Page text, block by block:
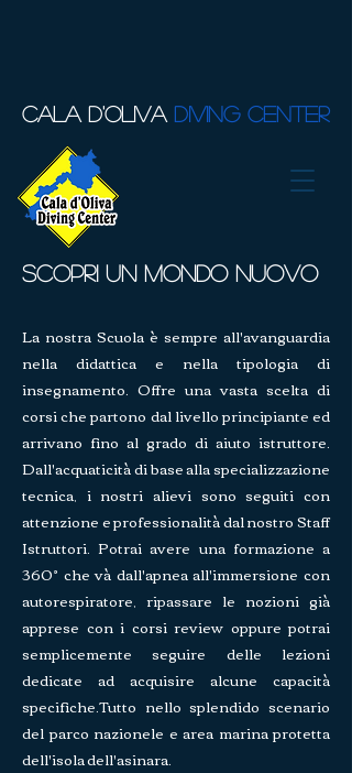
CALA D'OLIVA DIVING CENTER
Scopri un Mondo nuovo
La nostra Scuola è sempre all'avanguardia
nella didattica e nella tipologia di
insegnamento. Offre una vasta scelta di
corsi che partono dal livello principiante ed
arrivano fino al grado di aiuto istruttore.
Dall'acquaticità di base alla specializzazione
tecnica, i nostri alievi sono seguiti con
attenzione e professionalità dal nostro Staff
Istruttori. Potrai avere una formazione a
360° che và dall'apnea all'immersione con
autorespiratore, ripassare le nozioni già
apprese con i corsi review oppure potrai
semplicemente seguire delle lezioni
dedicate ad acquisire alcune capacità
specifiche.Tutto nello splendido scenario
del parco nazionele e area marina protetta
dell'isola dell'asinara.